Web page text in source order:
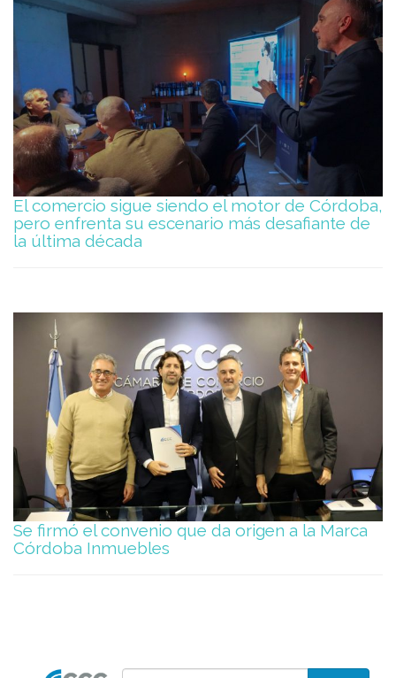
El comercio sigue siendo el motor de Córdoba,
pero enfrenta su escenario más desafiante de
la última década
Se firmó el convenio que da origen a la Marca
Córdoba Inmuebles